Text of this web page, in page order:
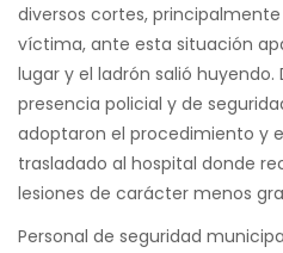
diversos cortes,
víctima, ante esta situación
lugar y el ladrón salió
presencia policial y de
adoptaron el procedimiento y
trasladado al hospital donde
lesiones de carácter menos
Personal de seguridad